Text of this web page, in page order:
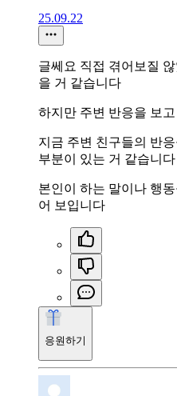
25.09.22
글쎄요 직접 겪어보질
을 거 같습니다
하지만 주변 반응을 보
지금 주변 친구들의 반
부분이 있는 거 같습니다
본인이 하는 말이나 행
어 보입니다
응원하기